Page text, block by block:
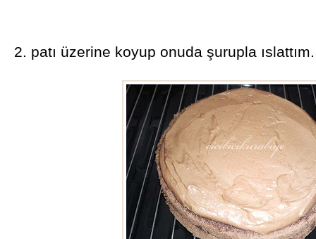
2. patı üzerine koyup onuda şurupla ıslattım.